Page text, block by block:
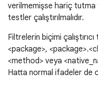
verilmemişse hariç
testler çalıştırılmalıdır.
Filtrelerin biçimi
<package>,
<method> veya
Hatta normal ifadeler de